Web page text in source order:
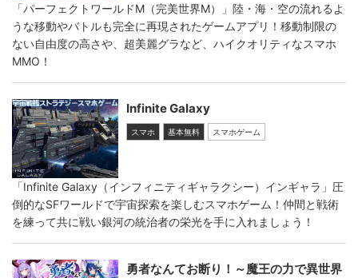
「パーフェクトワールドM（完美世界M）」陸・海・空の流れるよ
うな移動やバトルも完全に再現されたゲームアプリ！移動制限の
ない自由度の高さや、超美麗グラなど、ハイクオリティなスマホ
MMO！
Infinite Galaxy
スマホ 基本無料 スマホゲーム
「Infinite Galaxy（インフィニティギャラクシー）インギャラ」圧
倒的なSFワールドで宇宙探索を楽しむスマホゲーム！仲間と戦術
を練って共に戦い銀河の統治者の栄光を手に入れましょう！
勇者なんてお断り！～魔王の力で異世界